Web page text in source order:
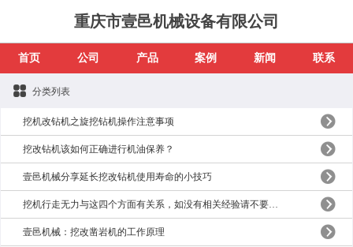
重庆市壹邑机械设备有限公司
首页 公司 产品 案例 新闻 联系
分类列表
挖机改钻机之旋挖钻机操作注意事项
挖改钻机该如何正确进行机油保养？
壹邑机械分享延长挖改钻机使用寿命的小技巧
挖机行走无力与这四个方面有关系，如没有相关经验请不要胡乱拆卸
壹邑机械：挖改凿岩机的工作原理